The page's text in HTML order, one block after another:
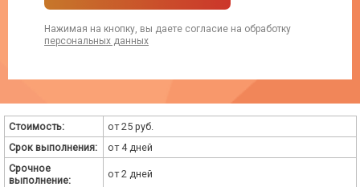
Нажимая на кнопку, вы даете согласие на обработку
персональных данных
Стоимость:
от 25 руб.
Срок выполнения:
от 4 дней
Срочное
выполнение:
от 2 дней